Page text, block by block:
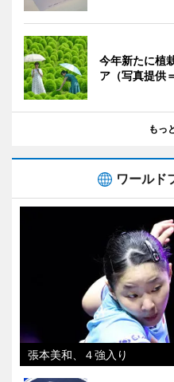
今年新たに植
ア（写真提供
もっ
ワールド
張本美和、４強入り